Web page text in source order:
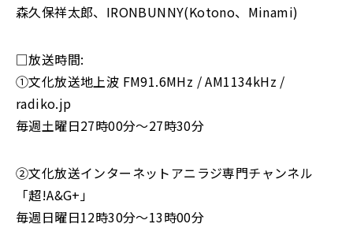
森久保祥太郎、IRONBUNNY(Kotono、Minami)
□放送時間:
①文化放送地上波 FM91.6MHz / AM1134kHz /
radiko.jp
毎週土曜日27時00分～27時30分
②文化放送インターネットアニラジ専門チャンネル
「超!A&G+」
毎週日曜日12時30分〜13時00分